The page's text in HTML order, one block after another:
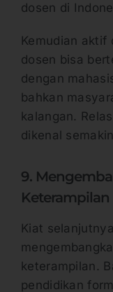
dosen di
Kemudian aktif
dosen bisa
dengan
bahkan
kalangan.
dikenal
9.
Keterampilan
Kiat
keterampilan.
pendidikan